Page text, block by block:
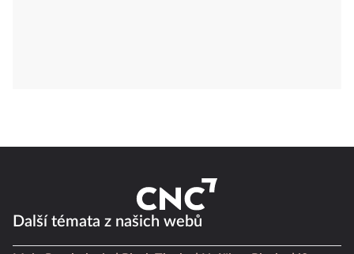
Další témata z našich webů